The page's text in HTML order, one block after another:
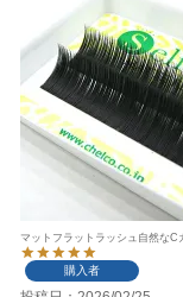
マットフラットラッシュ自然なC
購入者